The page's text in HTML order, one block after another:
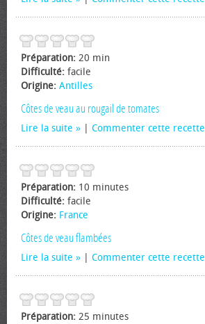
Préparation: 20 min
Difficulté: facile
Origine: Antilles
Côtes de veau au rougail de tomates
Lire la suite Commenter cette recette
Préparation: 10 minutes
Difficulté: facile
Origine: France
Côtes de veau flambées
Lire la suite Commenter cette recette
Préparation: 25 minutes